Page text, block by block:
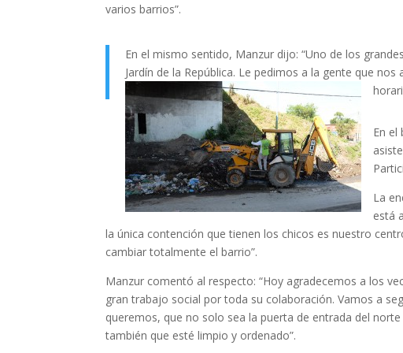
varios barrios”.
En el mismo sentido, Manzur dijo: “Uno de los
Jardín de la República. Le pedimos a la gente que
En el
La
está
la única contención que tienen los chicos es nuestro
cambiar totalmente el barrio”.
Manzur comentó al respecto: “Hoy agradecemos a los
gran trabajo social por toda su colaboración. Vamos a
queremos, que no solo sea la puerta de entrada del
también que esté limpio y ordenado”.